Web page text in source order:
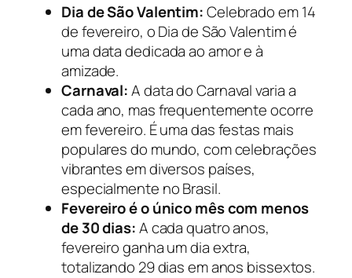
Dia de São Valentim:Celebrado em 14
de fevereiro, o Dia de São Valentim é
uma data dedicada ao amor e à
amizade.
Carnaval:A data do Carnaval varia a
cada ano, mas frequentemente ocorre
em fevereiro. É uma das festas mais
populares do mundo, com celebrações
vibrantes em diversos países,
especialmente no Brasil.
Fevereiro é o único mês com menos
de 30 dias:A cada quatro anos,
fevereiro ganha um dia extra,
totalizando 29 dias em anos bissextos.